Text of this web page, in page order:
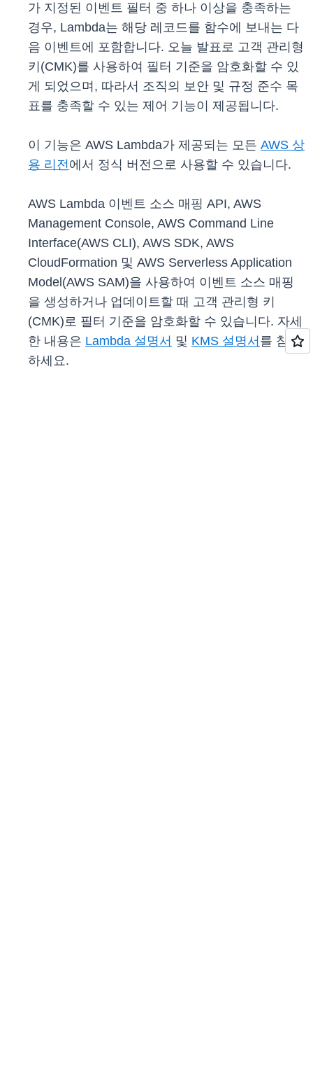
가 지정된 이벤트 필터 중 하나 이상을 충족하는
경우, Lambda는 해당 레코드를 함수에 보내는 다
음 이벤트에 포함합니다. 오늘 발표로 고객 관리형
키(CMK)를 사용하여 필터 기준을 암호화할 수 있
게 되었으며, 따라서 조직의 보안 및 규정 준수 목
표를 충족할 수 있는 제어 기능이 제공됩니다.
이 기능은 AWS Lambda가 제공되는 모든 AWS 상
용 리전에서 정식 버전으로 사용할 수 있습니다.
AWS Lambda 이벤트 소스 매핑 API, AWS
Management Console, AWS Command Line
Interface(AWS CLI), AWS SDK, AWS
CloudFormation 및 AWS Serverless Application
Model(AWS SAM)을 사용하여 이벤트 소스 매핑
을 생성하거나 업데이트할 때 고객 관리형 키
(CMK)로 필터 기준을 암호화할 수 있습니다. 자세
한 내용은 Lambda 설명서 및 KMS 설명서 를 참조
하세요.